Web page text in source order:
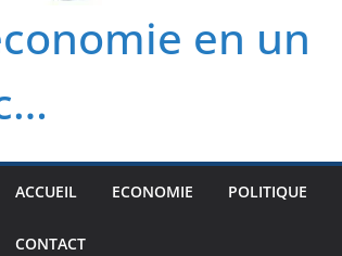
en un
ACCUEIL ECONOMIE POLITIQUE
CONTACT